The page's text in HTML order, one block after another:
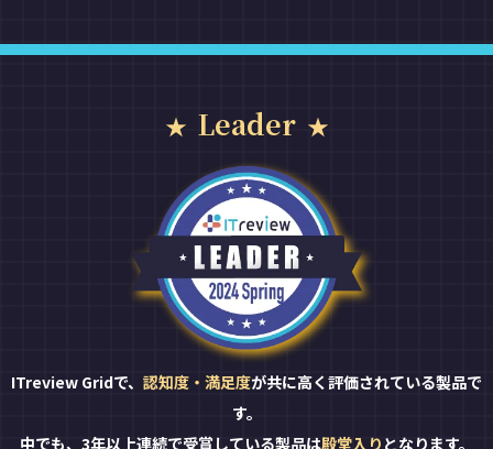
Leader
ITreview Gridで、 認知度・満足度が共に高く評価されている製品で
す。
中でも、3年以上連続で受賞している製品は殿堂入り となります。